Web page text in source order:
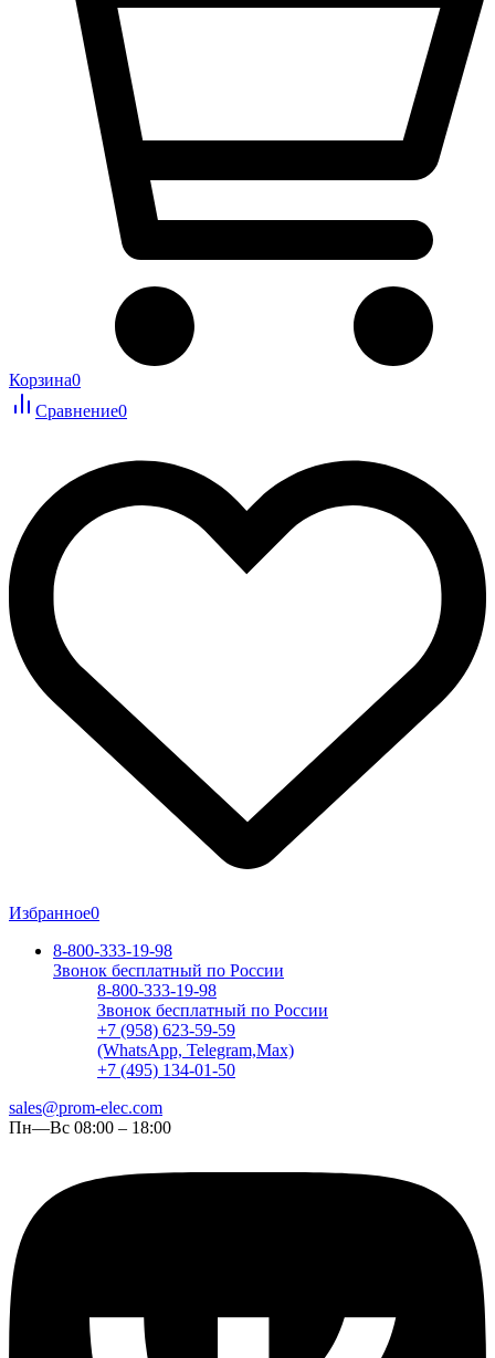
Корзина0
Сравнение0
Избранное0
8-800-333-19-98
Звонок бесплатный по России
8-800-333-19-98
Звонок бесплатный по России
+7 (958) 623-59-59
(WhatsApp, Telegram,Max)
+7 (495) 134-01-50
sales@prom-elec.com
Пн—Вс 08:00 – 18:00